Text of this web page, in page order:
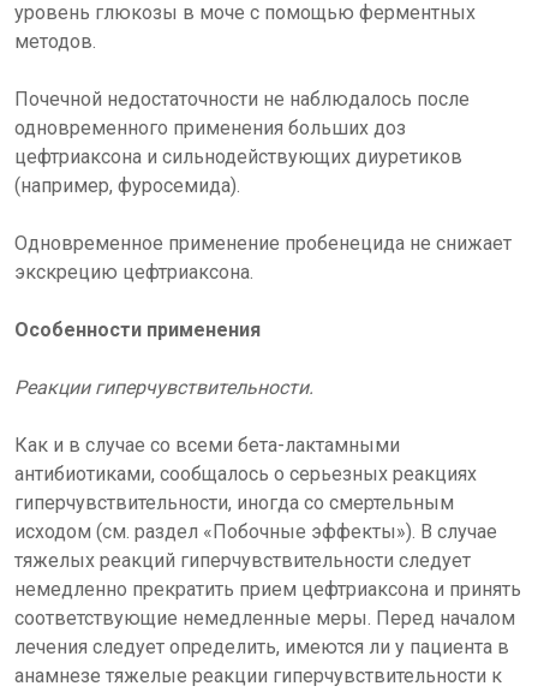
уровень глюкозы в моче с помощью ферментных
методов.
Почечной недостаточности не наблюдалось после
одновременного применения больших доз
цефтриаксона и сильнодействующих диуретиков
(например, фуросемида).
Одновременное применение пробенецида не снижает
экскрецию цефтриаксона.
Особенности применения
Реакции гиперчувствительности.
Как и в случае со всеми бета-лактамными
антибиотиками, сообщалось о серьезных реакциях
гиперчувствительности, иногда со смертельным
исходом (см. раздел «Побочные эффекты»). В случае
тяжелых реакций гиперчувствительности следует
немедленно прекратить прием цефтриаксона и принять
соответствующие немедленные меры. Перед началом
лечения следует определить, имеются ли у пациента в
анамнезе тяжелые реакции гиперчувствительности к